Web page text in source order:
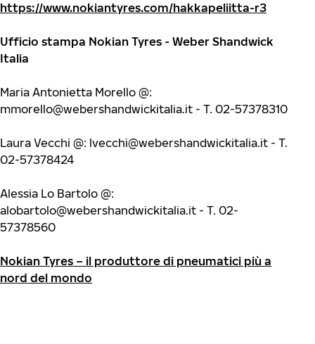
https://www.nokiantyres.com/hakkapeliitta-r3
Ufficio stampa Nokian Tyres - Weber Shandwick
Italia
Maria Antonietta Morello @:
mmorello@webershandwickitalia.it - T. 02-57378310
Laura Vecchi @: lvecchi@webershandwickitalia.it - T.
02-57378424
Alessia Lo Bartolo @:
alobartolo@webershandwickitalia.it - T. 02-
57378560
Nokian Tyres – il produttore di pneumatici più a
nord del mondo